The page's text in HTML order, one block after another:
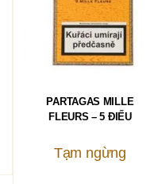
PARTAGAS MILLE
FLEURS – 5 ĐIẾU
Tạm ngừng